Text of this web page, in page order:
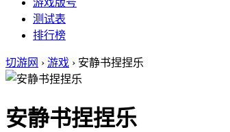
游戏版号
测试表
排行榜
切游网 › 游戏 › 安静书捏捏乐
安静书捏捏乐